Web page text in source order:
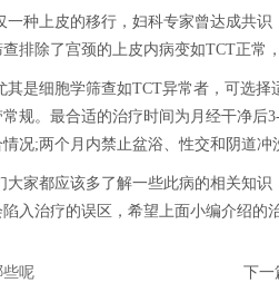
一种上皮的移行，妇科专家曾达成共
排除了宫颈的上皮内病变如TCT正常
其是细胞学筛查如TCT异常者，可选
规。最合适的治疗时间为月经干净
况;两个月内禁止盆浴、性交和阴道冲
大家都应该多了解一些此病的相关知
入治疗的误区，希望上面小编介绍的
些呢 下一